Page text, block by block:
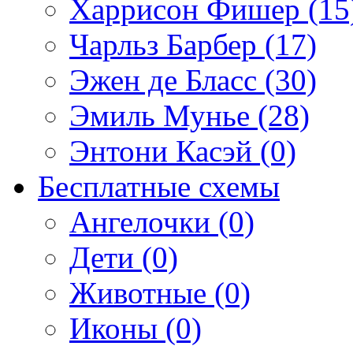
Харрисон Фишер
Чарльз Барбер (17)
Эжен де Бласс (30)
Эмиль Мунье (28)
Энтони Касэй (0)
Бесплатные схемы
Ангелочки (0)
Дети (0)
Животные (0)
Иконы (0)